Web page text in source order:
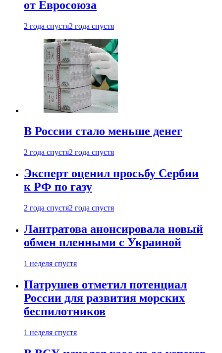
от Евросоюза
2 года спустя2 года спустя
В России стало меньше денег
2 года спустя2 года спустя
Эксперт оценил просьбу Сербии
к РФ по газу
2 года спустя2 года спустя
Лантратова анонсировала новый
обмен пленными с Украиной
1 неделя спустя
Патрушев отметил потенциал
России для развития морских
беспилотников
1 неделя спустя